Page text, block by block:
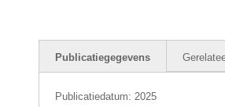
Publicatiegegevens
Publicatiedatum: 2025